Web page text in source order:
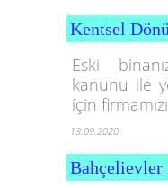
Kentsel
Eski
kanunu ile
için
13.09.2020
Bahçelievler